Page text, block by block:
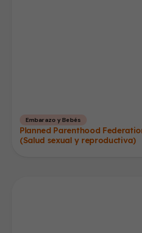
Embarazo y Bebés
Planned Parenthood
(Salud sexual y reproductiva)